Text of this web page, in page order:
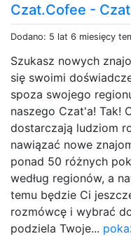
Czat.Cofee -
Dodano: 5 lat 6 miesięcy
Szukasz nowych
się swoimi
spoza swojego
naszego Czat'a! Tak!
dostarczają ludziom
nawiązać nowe
ponad 50 różnych
według regionów, a
temu będzie Ci
rozmówcę i wybrać
podziela Twoje...